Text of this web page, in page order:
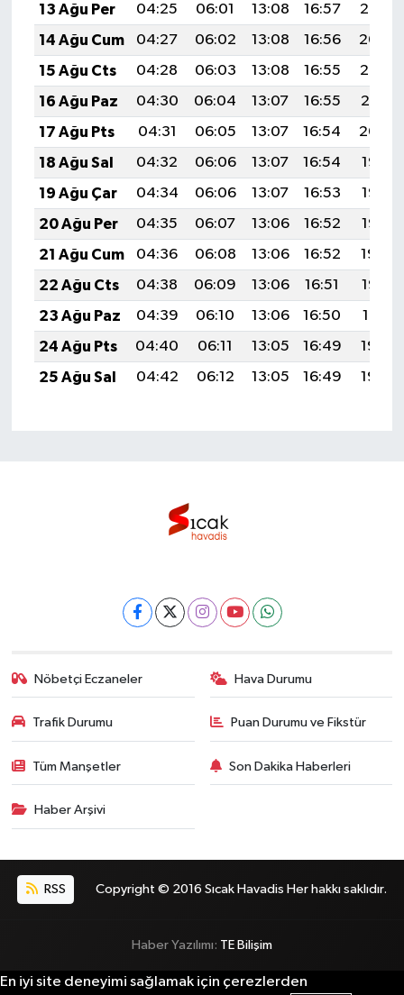
13 Ağu Per
04:25 06:01 13:08 16:57
20:05
14 Ağu Cum
04:27 06:02 13:08 16:56
20:04
15 Ağu Cts
04:28 06:03 13:08 16:55
20:02
16 Ağu Paz
04:30 06:04 13:07 16:55
20:01
17 Ağu Pts
04:31 06:05 13:07 16:54
20:00
18 Ağu Sal
04:32 06:06 13:07 16:54
19:58
19 Ağu Çar
04:34 06:06 13:07 16:53
19:57
20 Ağu Per
04:35 06:07 13:06 16:52
19:56
21 Ağu Cum
04:36 06:08 13:06 16:52
19:54
22 Ağu Cts
04:38 06:09 13:06 16:51
19:53
23 Ağu Paz
04:39 06:10 13:06 16:50
19:51
24 Ağu Pts
04:40 06:11 13:05 16:49
19:50
25 Ağu Sal
04:42 06:12 13:05 16:49 19:48
Nöbetçi Eczaneler Hava Durumu
Trafik Durumu Puan Durumu ve Fikstür
Tüm Manşetler Son Dakika Haberleri
Haber Arşivi
RSS Copyright © 2016 Sıcak Havadis Her hakkı saklıdır.
Haber Yazılımı: TE Bilişim
En iyi site deneyimi sağlamak için çerezlerden